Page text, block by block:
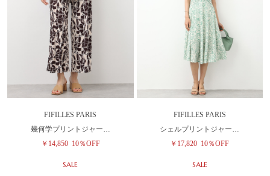
FIFILLES PARIS
幾何学プリントジャー…
￥14,850 10％OFF
SALE
FIFILLES PARIS
シェルプリントジャー…
￥17,820 10％OFF
SALE